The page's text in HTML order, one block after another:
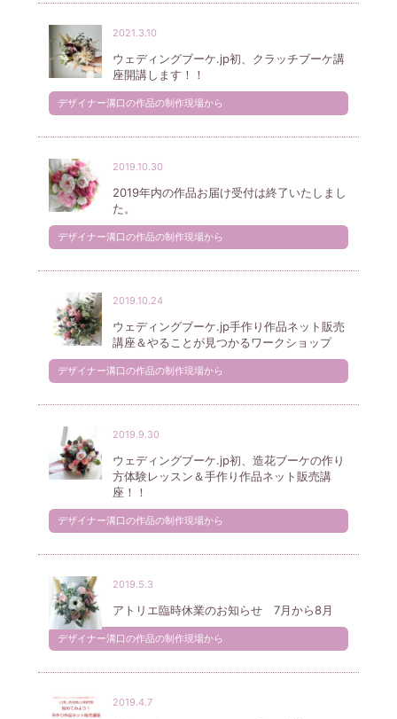
2021.3.10
ウェディングブーケ.jp初、クラッチブーケ講
座開講します！！
デザイナー溝口の作品の制作現場から
2019.10.30
2019年内の作品お届け受付は終了いたしまし
た。
デザイナー溝口の作品の制作現場から
2019.10.24
ウェディングブーケ.jp手作り作品ネット販売
講座＆やることが見つかるワークショップ
デザイナー溝口の作品の制作現場から
2019.9.30
ウェディングブーケ.jp初、造花ブーケの作り
方体験レッスン＆手作り作品ネット販売講
座！！
デザイナー溝口の作品の制作現場から
2019.5.3
アトリエ臨時休業のお知らせ 7月から8月
デザイナー溝口の作品の制作現場から
2019.4.7